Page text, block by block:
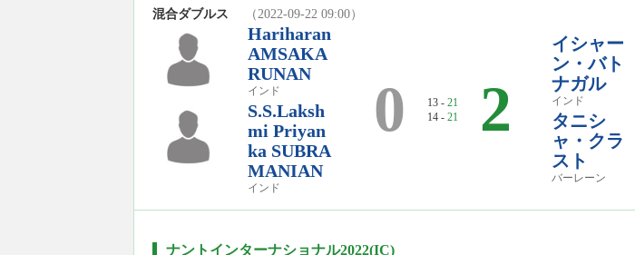
混合ダブルス （2022-09-22 09:00）
Hariharan
AMSAKA
RUNAN
インド
S.S.Laksh
mi Priyan
ka SUBRA
MANIAN
インド
0 13 - 21
14 - 21 2
イシャー
ン・バト
ナガル
インド
タニシ
ャ・クラ
スト
バーレーン
ナントインターナショナル2022(IC)